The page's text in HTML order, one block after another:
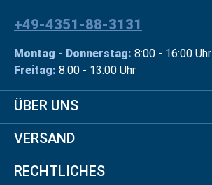
+49-4351-88-3131
Montag - Donnerstag: 8:00 - 16:00 Uhr
Freitag: 8:00 - 13:00 Uhr
ÜBER UNS
VERSAND
RECHTLICHES